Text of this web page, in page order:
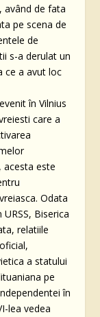
având de fata
pe scena de
de
s-a derulat un
ce a avut loc
în Vilnius
care a
acesta este
Odata
Biserica
relatiile
a statului
pe
în
lea vedea